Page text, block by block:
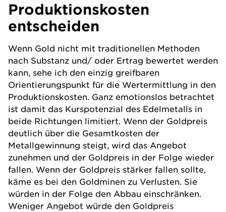
Produktionskosten
entscheiden
Wenn Gold nicht mit traditionellen Methoden
nach Substanz und/ oder Ertrag bewertet werden
kann, sehe ich den einzig greifbaren
Orientierungspunkt für die Wertermittlung in den
Produktionskosten. Ganz emotionslos betrachtet
ist damit das Kurspotenzial des Edelmetalls in
beide Richtungen limitiert. Wenn der Goldpreis
deutlich über die Gesamtkosten der
Metallgewinnung steigt, wird das Angebot
zunehmen und der Goldpreis in der Folge wieder
fallen. Wenn der Goldpreis stärker fallen sollte,
käme es bei den Goldminen zu Verlusten. Sie
würden in der Folge den Abbau einschränken.
Weniger Angebot würde den Goldpreis